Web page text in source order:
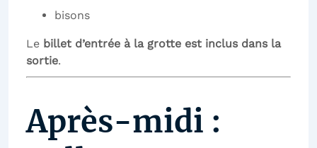
bisons
Le billet d’entrée à la grotte est inclus dans la
sortie.
Après-midi :